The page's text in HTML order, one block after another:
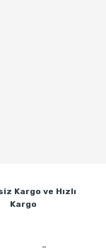
Kargo ve Hızlı
Kargo